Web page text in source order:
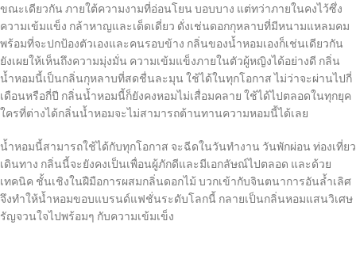
ขณะเดียวกัน ภายใต้ความงามที่อ่อนโยน บอบบาง แต่ทว่าภายในคงไว้ซึ่ง
ความเข้มแข็ง กล้าหาญและเด็ดเดี่ยว ดั่งเช่นดอกกุหลาบที่มีหนามแหลมคม
พร้อมที่จะปกป้องตัวเองและคนรอบข้าง กลิ่นของน้ำหอมเองก็เช่นเดียวกัน
ยังเผยให้เห็นถึงความมุ่งมั่น ความเข้มแข็งภายในตัวผู้หญิงได้อย่างดี กลิ่น
น้ำหอมนี้เป็นกลิ่นกุหลาบที่สดชื่นละมุน ใช้ได้ในทุกโอกาส ไม่ว่าจะผ่านไปกี่
เดือนหรือกี่ปี กลิ่นน้ำหอมนี้ก็ยังคงหอมไม่เสื่อมคลาย ใช้ได้ไปตลอดในทุกยุค
ใครที่ต่างได้กลิ่นน้ำหอมจะไม่สามารถต้านทานความหอมนี้ได้เลย
น้ำหอมนี้สามารถใช้ได้กับทุกโอกาส จะฉีดในวันทำงาน วันพักผ่อน ท่องเที่ยว
เดินทาง กลิ่นนี้จะยังคงเป็นเพื่อนผู้ภักดีและมีเอกลัษณ์ไปตลอด และด้วย
เทคนิค ชั้นเชิงในฝืมือการผสมกลิ่นดอกไม้ บวกเข้ากับจินตนาการอันล้ำเลิศ
จึงทำให้น้ำหอมขอบแบรนด์แฟชั่นระดับโลกนี้ กลายเป็นกลิ่นหอมแสนวิเศษ
รัญจวนใจไปพร้อมๆ กับความเข้มเข็ง